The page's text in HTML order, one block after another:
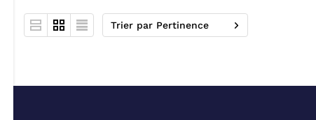
Trier par Pertinence